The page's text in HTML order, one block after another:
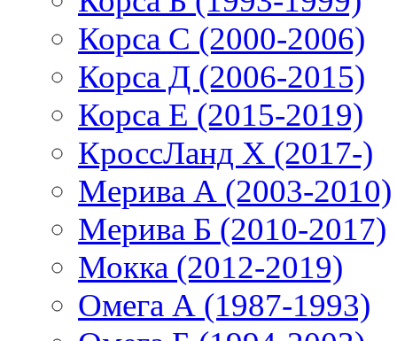
Корса С (2000-2006)
Корса Д (2006-2015)
Корса E (2015-2019)
КроссЛанд X (2017-)
Мерива А (2003-2010)
Мерива Б (2010-2017)
Мокка (2012-2019)
Омега А (1987-1993)